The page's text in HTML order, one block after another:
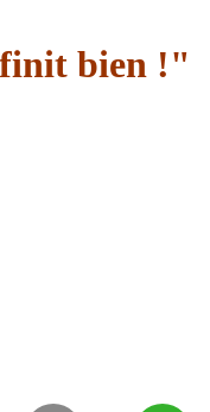
bien !"